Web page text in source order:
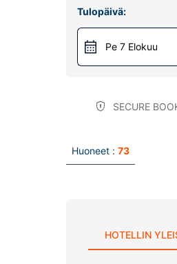
Tulopäivä:
Pe 7 Elokuu
SECURE
Huoneet : 73
HOTELLIN